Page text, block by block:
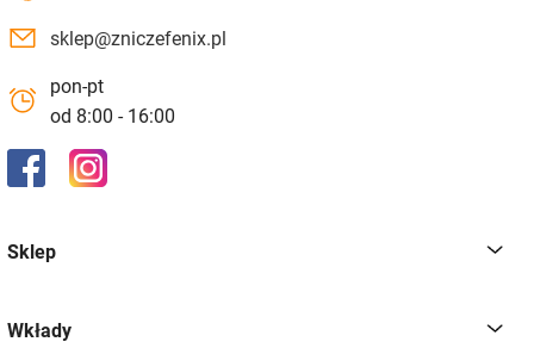
sklep@zniczefenix.pl
pon-pt
od 8:00 - 16:00
Sklep
Wkłady